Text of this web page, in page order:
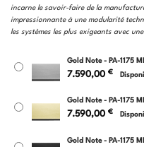
incarne le savoir-faire de la
impressionnante à une modularité
les systèmes les plus exigeants avec
Gold Note - PA-1175
7.590,00 €
Gold Note - PA-1175
7.590,00 €
Gold Note - PA-1175